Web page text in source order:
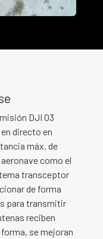
DJI O3
directo en
máx. de
como el
transceptor
de forma
para transmitir
reciben
se mejoran